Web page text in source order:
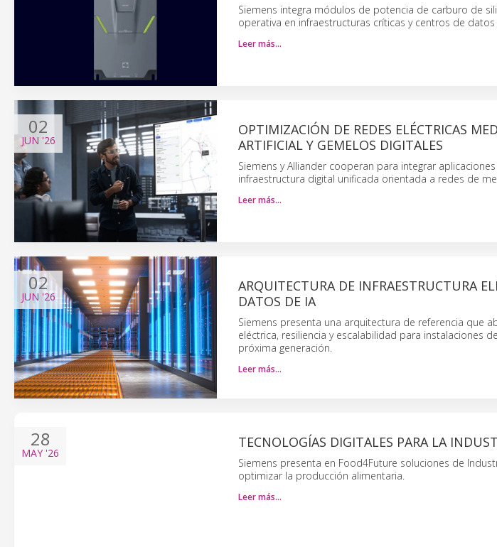
Siemens integra módulos de potencia de carburo de
operativa en infraestructuras críticas y centros de
Leer más…
02
JUN '26
OPTIMIZACIÓN DE REDES ELÉCTRICAS
ARTIFICIAL Y GEMELOS DIGITALES
Siemens y Alliander cooperan para integrar
infraestructura digital unificada orientada a redes de
Leer más…
02
JUN '26
ARQUITECTURA DE INFRAESTRUCTURA
DATOS DE IA
Siemens presenta una arquitectura de referencia que
eléctrica, resiliencia y escalabilidad para instalaciones
próxima generación.
Leer más…
28
MAY '26
TECNOLOGÍAS DIGITALES PARA LA
Siemens presenta en Food4Future soluciones de
optimizar la producción alimentaria.
Leer más…